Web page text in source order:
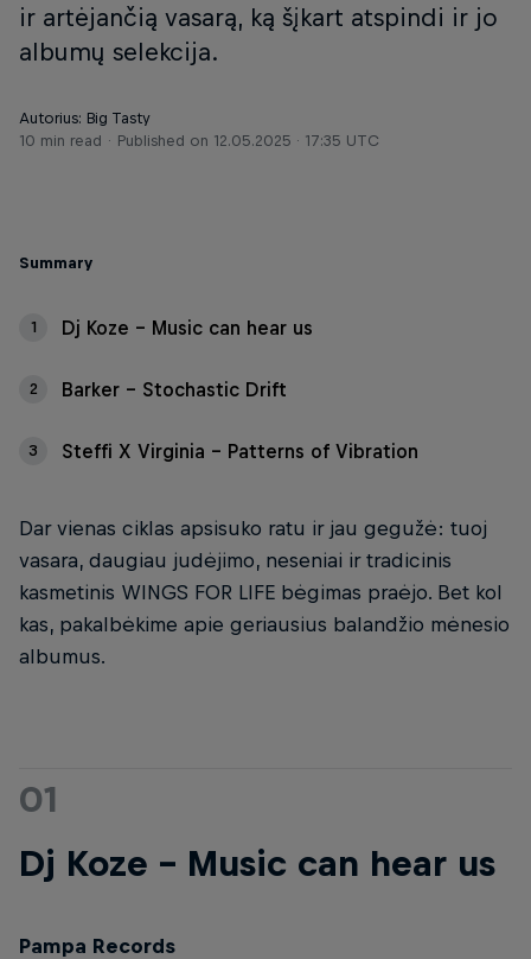
ir artėjančią vasarą, ką šįkart atspindi ir jo
albumų selekcija.
Autorius: Big Tasty
10 min read
Published on 12.05.2025 · 17:35 UTC
Summary
1 Dj Koze - Music can hear us
2 Barker - Stochastic Drift
3 Steffi X Virginia - Patterns of Vibration
Dar vienas ciklas apsisuko ratu ir jau gegužė: tuoj
vasara, daugiau judėjimo, neseniai ir tradicinis
kasmetinis WINGS FOR LIFE bėgimas praėjo. Bet kol
kas, pakalbėkime apie geriausius balandžio mėnesio
albumus.
01
Dj Koze - Music can hear us
Pampa Records